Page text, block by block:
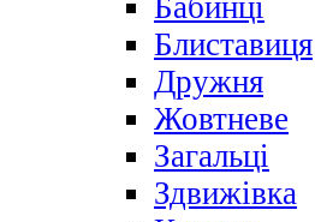
Бабинці
Блиставиця
Дружня
Жовтневе
Загальці
Здвижівка